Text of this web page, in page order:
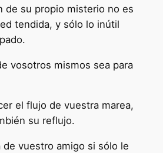
de su propio misterio no es
tendida, y sólo lo inútil
vosotros mismos sea para
el flujo de vuestra marea,
su reflujo.
de vuestro amigo si sólo le